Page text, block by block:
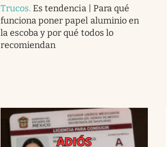
Trucos. Es tendencia | Para qué
funciona poner papel aluminio en
la escoba y por qué todos lo
recomiendan